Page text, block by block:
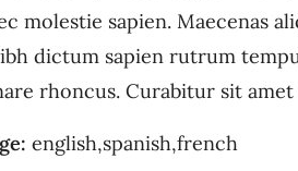
molestie sapien. Maecenas
dictum sapien rutrum
rhoncus. Curabitur sit amet
english,spanish,french